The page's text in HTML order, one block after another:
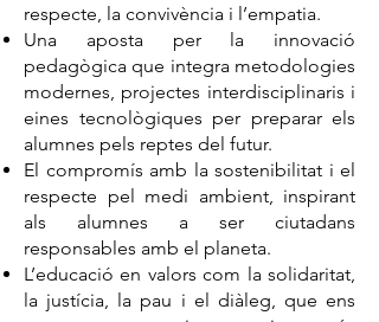
respecte, la convivència i l’empatia.
Una aposta per la innovació
pedagògica que integra metodologies
modernes, projectes interdisciplinaris i
eines tecnològiques per preparar els
alumnes pels reptes del futur.
El compromís amb la sostenibilitat i el
respecte pel medi ambient, inspirant
als alumnes a ser ciutadans
responsables amb el planeta.
L’educació en valors com la solidaritat,
la justícia, la pau i el diàleg, que ens